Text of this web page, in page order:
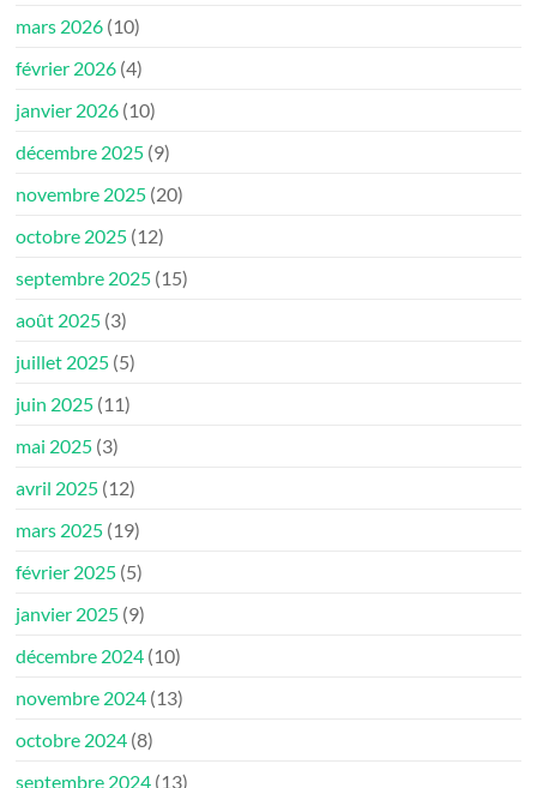
mars 2026 (10)
février 2026 (4)
janvier 2026 (10)
décembre 2025 (9)
novembre 2025 (20)
octobre 2025 (12)
septembre 2025 (15)
août 2025 (3)
juillet 2025 (5)
juin 2025 (11)
mai 2025 (3)
avril 2025 (12)
mars 2025 (19)
février 2025 (5)
janvier 2025 (9)
décembre 2024 (10)
novembre 2024 (13)
octobre 2024 (8)
septembre 2024 (13)